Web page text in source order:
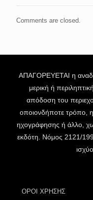
Comments are closed.
ΑΠΑΓΟΡΕΥΕΤΑΙ η
μερική ή
απόδοση του
οποιονδήποτε τρόπο,
ηχογράφησης ή άλλο,
εκδότη. Νόμος 2121/
ΟΡΟΙ ΧΡΗΣΗΣ